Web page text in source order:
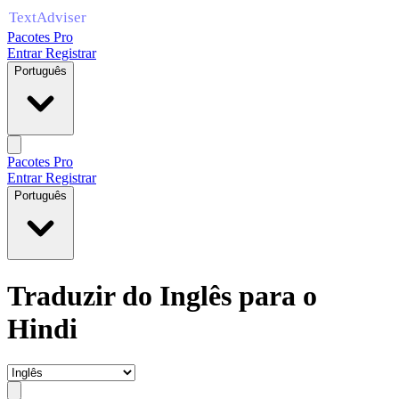
Pacotes Pro
EntrarRegistrar
Português
Pacotes Pro
EntrarRegistrar
Português
Traduzir do Inglês para o
Hindi